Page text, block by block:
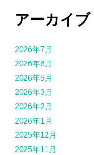
アーカイブ
2026年7月
2026年6月
2026年5月
2026年3月
2026年2月
2026年1月
2025年12月
2025年11月